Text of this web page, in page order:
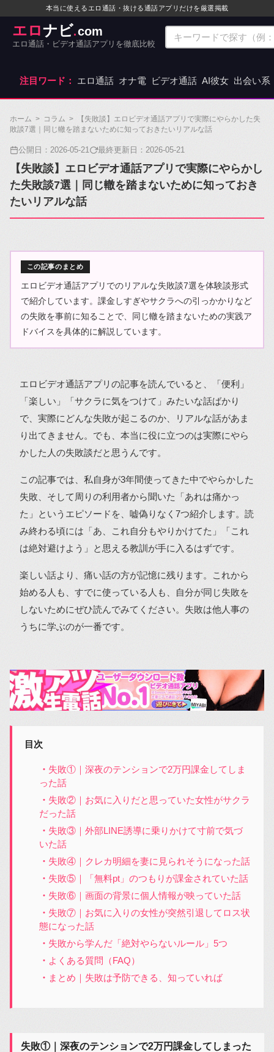
本当に使えるエロ通話・抜ける通話アプリだけを厳選掲載
エロナビ.com
エロ通話・ビデオ通話アプリを徹底比較
注目ワード： エロ通話 オナ電 ビデオ通話 AI彼女 出会い系
ホーム > コラム >
【失敗談】エロビデオ通話アプリで実際にやらかした失
敗談7選｜同じ轍を踏まないために知っておきたいリアルな話
公開日： 2026-05-21 最終更新日： 2026-05-21
【失敗談】エロビデオ通話アプリで実際にやらかし
た失敗談7選｜同じ轍を踏まないために知っておき
たいリアルな話
この記事のまとめ
エロビデオ通話アプリでのリアルな失敗談7選を体験談形式
で紹介しています。課金しすぎやサクラへの引っかかりなど
の失敗を事前に知ることで、同じ轍を踏まないための実践ア
ドバイスを具体的に解説しています。
エロビデオ通話アプリの記事を読んでいると、「便利」
「楽しい」「サクラに気をつけて」みたいな話ばかり
で、実際にどんな失敗が起こるのか、リアルな話があま
り出てきません。でも、本当に役に立つのは実際にやら
かした人の失敗談だと思うんです。
この記事では、私自身が3年間使ってきた中でやらかした
失敗、そして周りの利用者から聞いた「あれは痛かっ
た」というエピソードを、嘘偽りなく7つ紹介します。読
み終わる頃には「あ、これ自分もやりかけてた」「これ
は絶対避けよう」と思える教訓が手に入るはずです。
楽しい話より、痛い話の方が記憶に残ります。これから
始める人も、すでに使っている人も、自分が同じ失敗を
しないためにぜひ読んでみてください。失敗は他人事の
うちに学ぶのが一番です。
目次
失敗①｜深夜のテンションで2万円課金してしま
った話
失敗②｜お気に入りだと思っていた女性がサクラ
だった話
失敗③｜外部LINE誘導に乗りかけて寸前で気づ
いた話
失敗④｜クレカ明細を妻に見られそうになった話
失敗⑤｜「無料pt」のつもりが課金されていた話
失敗⑥｜画面の背景に個人情報が映っていた話
失敗⑦｜お気に入りの女性が突然引退してロス状
態になった話
失敗から学んだ「絶対やらないルール」5つ
よくある質問（FAQ）
まとめ｜失敗は予防できる、知っていれば
失敗①｜深夜のテンションで2万円課金してしまった